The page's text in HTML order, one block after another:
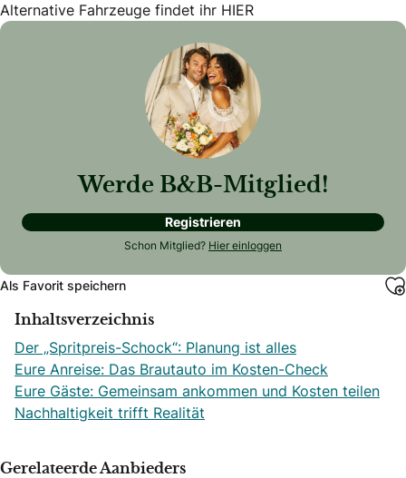
Alternative Fahrzeuge findet ihr HIER
Werde B&B-Mitglied!
Registrieren
Schon Mitglied? Hier einloggen
Als Favorit speichern
Inhaltsverzeichnis
Der „Spritpreis-Schock“: Planung ist alles
Eure Anreise: Das Brautauto im Kosten-Check
Eure Gäste: Gemeinsam ankommen und Kosten teilen
Nachhaltigkeit trifft Realität
Gerelateerde Aanbieders